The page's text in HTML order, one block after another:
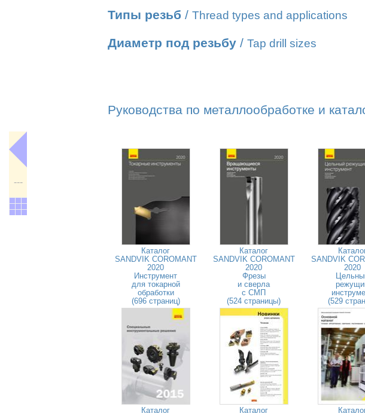
Типы резьб / Thread types and applications
Диаметр под резьбу / Tap drill sizes
Руководства по металлообработке и
Каталог
SANDVIK COROMANT
2020
Инструмент
для токарной
обработки
(696 страниц)
Каталог
SANDVIK COROMANT
2020
Фрезы
и сверла
с СМП
(524 страницы)
SANDVIK
2020
(529
Каталог
Каталог
---